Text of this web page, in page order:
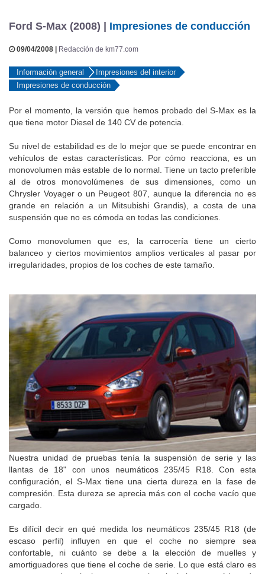
Ford S-Max (2008) | Impresiones de conducción
09/04/2008 | Redacción de km77.com
Información general
Impresiones del interior
Impresiones de conducción
Por el momento, la versión que hemos probado del S-Max es la
que tiene motor Diesel de 140 CV de potencia.
Su nivel de estabilidad es de lo mejor que se puede encontrar en
vehículos de estas características. Por cómo reacciona, es un
monovolumen más estable de lo normal. Tiene un tacto preferible
al de otros monovolúmenes de sus dimensiones, como un
Chrysler Voyager o un Peugeot 807, aunque la diferencia no es
grande en relación a un Mitsubishi Grandis), a costa de una
suspensión que no es cómoda en todas las condiciones.
Como monovolumen que es, la carrocería tiene un cierto
balanceo y ciertos movimientos amplios verticales al pasar por
irregularidades, propios de los coches de este tamaño.
Nuestra unidad de pruebas tenía la suspensión de serie y las
llantas de 18" con unos neumáticos 235/45 R18. Con esta
configuración, el S-Max tiene una cierta dureza en la fase de
compresión. Esta dureza se aprecia más con el coche vacío que
cargado.
Es difícil decir en qué medida los neumáticos 235/45 R18 (de
escaso perfil) influyen en que el coche no siempre sea
confortable, ni cuánto se debe a la elección de muelles y
amortiguadores que tiene el coche de serie. Lo que está claro es